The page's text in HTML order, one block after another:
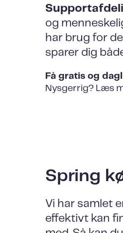
og
har brug for
sparer dig
Få gratis og
Nysgerrig? Læs
Spring
Vi har samlet
effektivt kan